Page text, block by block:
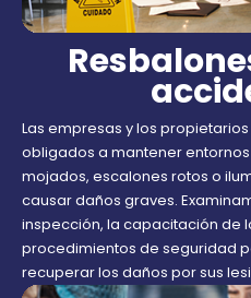
Las empresas y los
obligados a mantener
mojados, escalones rotos o
causar daños graves.
inspección, la capacitación de
procedimientos de seguridad
recuperar los daños por sus